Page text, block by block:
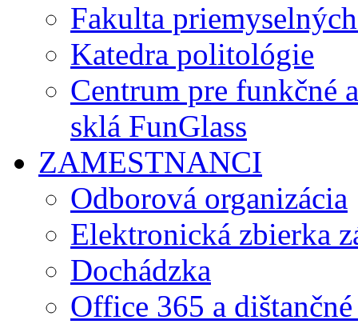
Fakulta
Katedra politológie
Centrum pre funkčné
sklá FunGlass
ZAMESTNANCI
Odborová organizácia
Elektronická zbierka
Dochádzka
Office 365 a